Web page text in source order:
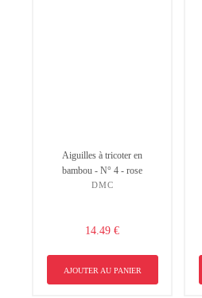
Aiguilles à tricoter en
bambou - N° 4 - rose
DMC
14.49 €
AJOUTER AU PANIER